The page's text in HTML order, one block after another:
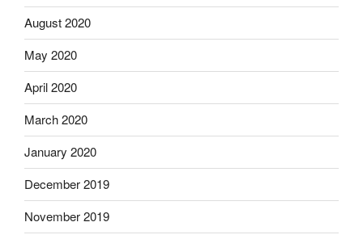
August 2020
May 2020
April 2020
March 2020
January 2020
December 2019
November 2019